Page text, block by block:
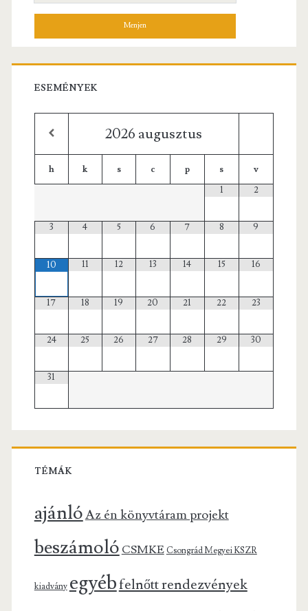
ESEMÉNYEK
2026 augusztus
h k s c p s
v
1
2
3 4 5 6 7 8 9
10 11 12 13 14 15 16
17 18 19 20 21 22 23
24 25 26 27 28 29 30
31
TÉMÁK
ajánlóAz én könyvtáram projekt
beszámoló CSMKE Csongrád Megyei KSZR
kiadvány egyébfelnőtt rendezvények